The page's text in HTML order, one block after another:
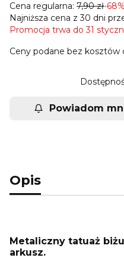
Cena regularna: 7,90 zł-68%
Najniższa cena z 30 dni
Promocja trwa do 31
Ceny podane bez kosztów
Powiadom
Opis
Metaliczny tatuaż
arkusz.